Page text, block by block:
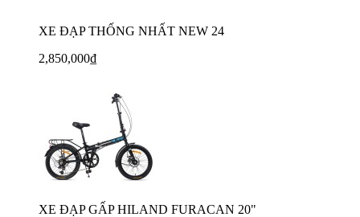
XE ĐẠP THỐNG NHẤT NEW 24
2,850,000₫
XE ĐẠP GẤP HILAND FURACAN 20"